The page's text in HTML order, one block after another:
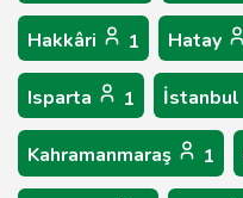
Hakkâri 1 Hatay
Isparta 1 İstanbul
Kahramanmaraş 1